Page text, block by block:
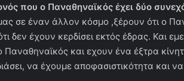
που ο Παναθηναϊκός έχει δύο
σε έναν άλλον κόσμο ,ξέρουν ότι ο
δεν έχουν κερδίσει εκτός έδρας. Και
Παναθηναϊκός και εχουν ένα έξτρα
να έχουμε αποφασιστικότητα και να